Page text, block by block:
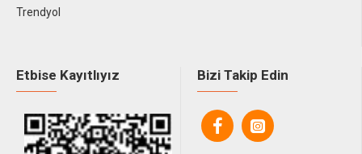
Trendyol
Etbise Kayıtlıyız Bizi Takip Edin